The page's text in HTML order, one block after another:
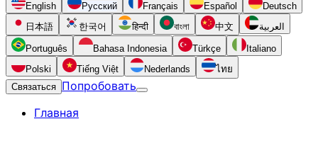
English Русский Français Español
Deutsch
日本語
한국어 हिन्दी বাংলা 中文 العربية
Português Bahasa Indonesia Türkçe
Italiano
Polski
Tiếng Việt Nederlands
ไทย
Связаться Попробовать
Главная